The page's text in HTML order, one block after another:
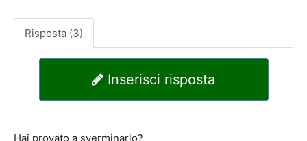
Risposta (3)
Inserisci risposta
Hai provato a sverminarlo?